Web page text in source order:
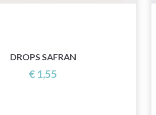
DROPS SAFRAN
€ 1,55